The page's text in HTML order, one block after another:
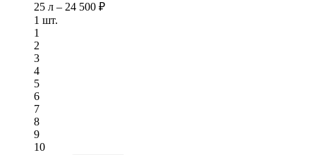
25 л – 24 500 ₽
1 шт.
1
2
3
4
5
6
7
8
9
10